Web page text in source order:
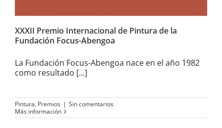
XXXII Premio Internacional de Pintura de la
Fundación Focus-Abengoa
La Fundación Focus-Abengoa nace en el año 1982
como resultado [...]
Pintura, Premios | Sin comentarios
Más información